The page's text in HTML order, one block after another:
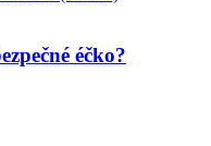
éčko?